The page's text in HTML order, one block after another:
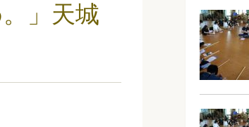
」天城